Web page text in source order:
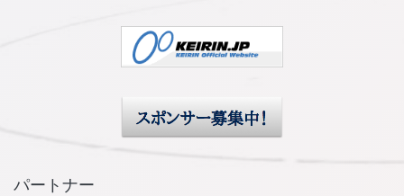
パートナー